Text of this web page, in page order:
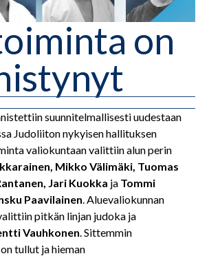
on
suunnitelmallisesti uudestaan
Judoliiton nykyisen hallituksen
valiokuntaan valittiin alun perin
Mikko Välimäki, Tuomas
Jari Kuokka ja Tommi
Paavilainen. Aluevaliokunnan
pitkän linjan judoka ja
Vauhkonen. Sittemmin
tullut ja hieman